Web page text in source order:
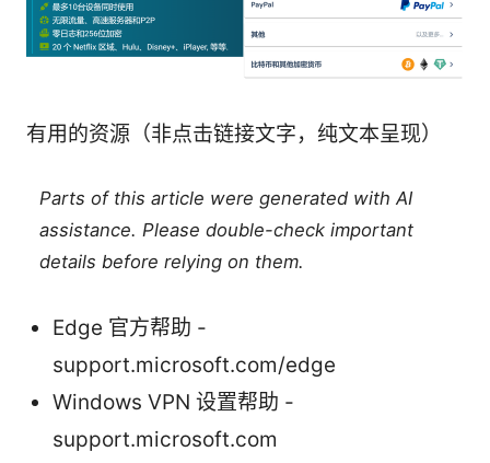
有用的资源（非点击链接文字，纯文本呈现）
Parts of this article were generated with AI
assistance. Please double-check important
details before relying on them.
Edge 官方帮助 -
support.microsoft.com/edge
Windows VPN 设置帮助 -
support.microsoft.com